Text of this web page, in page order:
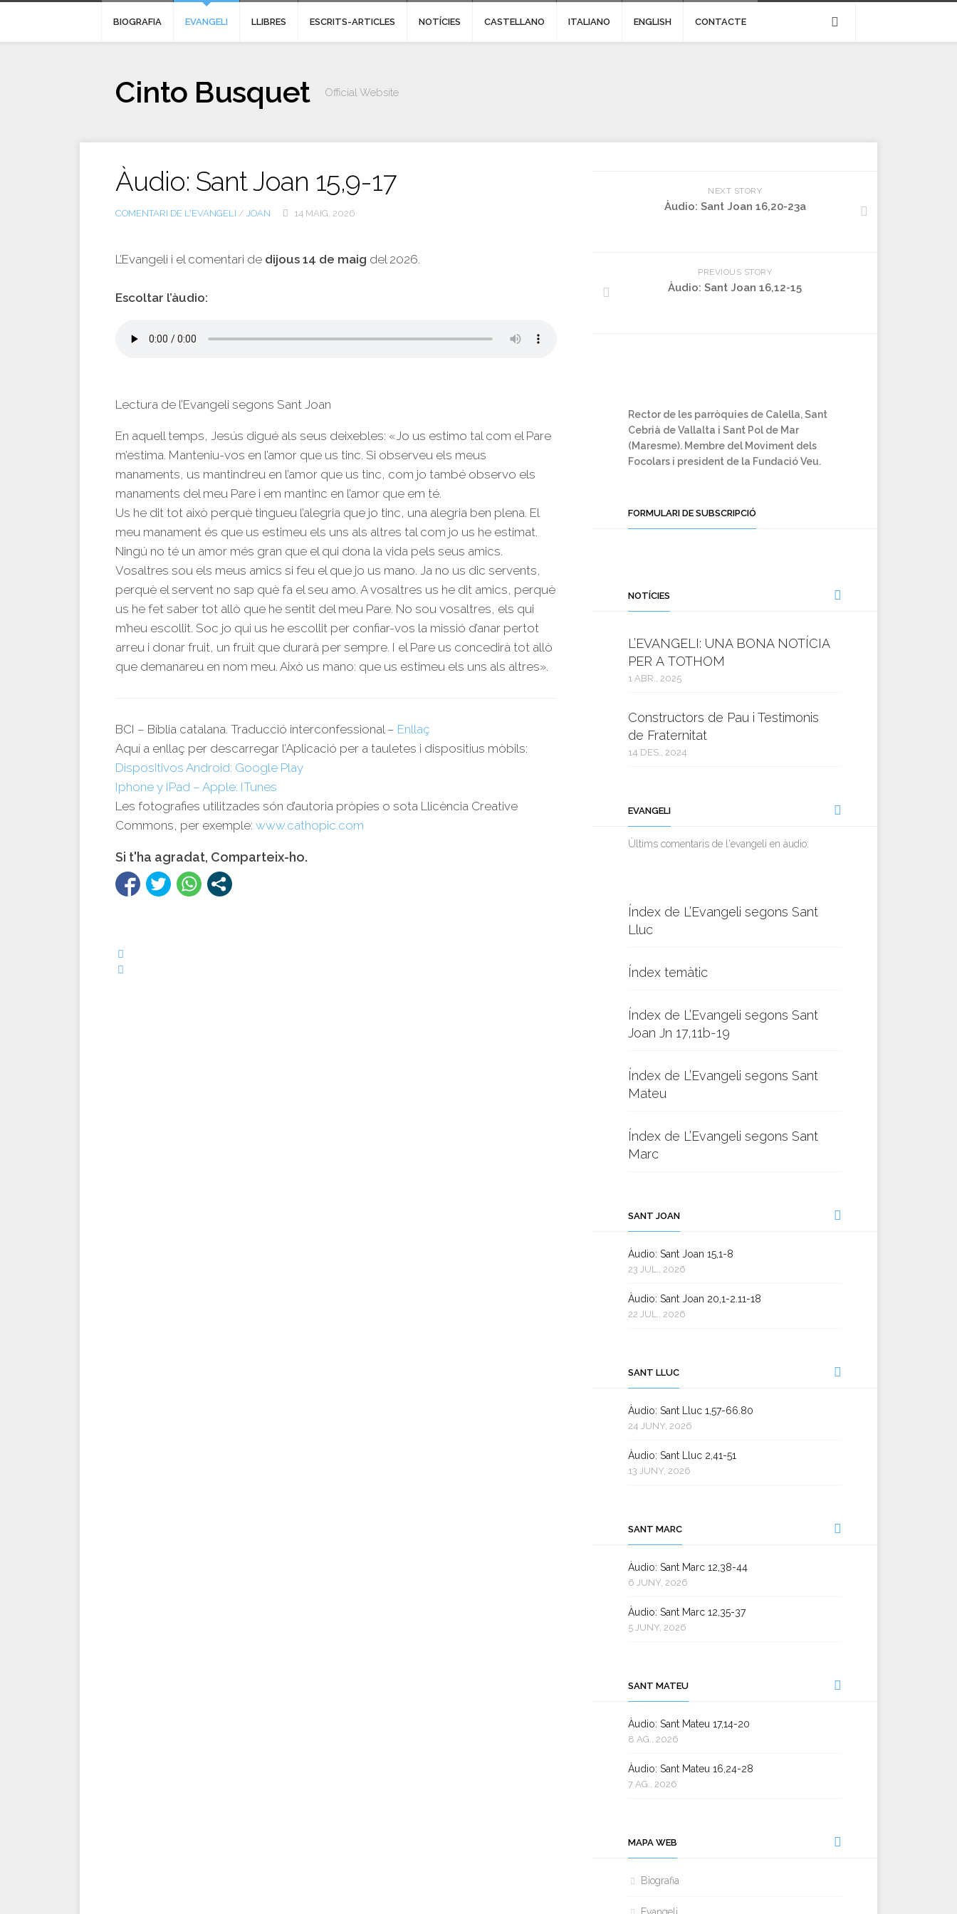
BIOGRAFIA EVANGELI LLIBRES ESCRITS-ARTICLES NOTÍCIES CASTELLANO ITALIANO ENGLISH CONTACTE
Cinto Busquet Official Website
Àudio: Sant Joan 15,9-17
COMENTARI DE L'EVANGELI / JOAN 14 MAIG, 2026
L’Evangeli i el comentari de dijous 14 de maig del 2026.
Escoltar l’àudio:
Lectura de l’Evangeli segons Sant Joan
En aquell temps, Jesús digué als seus deixebles: «Jo us estimo tal com el Pare
m’estima. Manteniu-vos en l’amor que us tinc. Si observeu els meus
manaments, us mantindreu en l’amor que us tinc, com jo també observo els
manaments del meu Pare i em mantinc en l’amor que em té.
Us he dit tot això perquè tingueu l’alegria que jo tinc, una alegria ben plena. El
meu manament és que us estimeu els uns als altres tal com jo us he estimat.
Ningú no té un amor més gran que el qui dona la vida pels seus amics.
Vosaltres sou els meus amics si feu el que jo us mano. Ja no us dic servents,
perquè el servent no sap què fa el seu amo. A vosaltres us he dit amics, perquè
us he fet saber tot allò que he sentit del meu Pare. No sou vosaltres, els qui
m’heu escollit. Soc jo qui us he escollit per confiar-vos la missió d’anar pertot
arreu i donar fruit, un fruit que durarà per sempre. I el Pare us concedirà tot allò
que demanareu en nom meu. Això us mano: que us estimeu els uns als altres».
BCI – Bíblia catalana. Traducció interconfessional – Enllaç
Aquí a enllaç per descarregar l’Aplicació per a tauletes i dispositius mòbils:
Dispositivos Android: Google Play
Iphone y IPad – Apple: ITunes
Les fotografies utilitzades són d’autoria pròpies o sota Llicència Creative
Commons, per exemple: www.cathopic.com
Si t'ha agradat, Comparteix-ho.
NEXT STORY
Àudio: Sant Joan 16,20-23a
PREVIOUS STORY
Àudio: Sant Joan 16,12-15
Rector de les parròquies de Calella, Sant
Cebrià de Vallalta i Sant Pol de Mar
(Maresme). Membre del Moviment dels
Focolars i president de la Fundació Veu.
FORMULARI DE SUBSCRIPCIÓ
NOTÍCIES
L’EVANGELI: UNA BONA NOTÍCIA
PER A TOTHOM
1 ABR., 2025
Constructors de Pau i Testimonis
de Fraternitat
14 DES., 2024
EVANGELI
Ùltims comentaris de l'evangeli en àudio:
Índex de L’Evangeli segons Sant
Lluc
Índex temàtic
Índex de L’Evangeli segons Sant
Joan Jn 17,11b-19
Índex de L’Evangeli segons Sant
Mateu
Índex de L’Evangeli segons Sant
Marc
SANT JOAN
Àudio: Sant Joan 15,1-8
23 JUL., 2026
Àudio: Sant Joan 20,1-2.11-18
22 JUL., 2026
SANT LLUC
Àudio: Sant Lluc 1,57-66.80
24 JUNY, 2026
Àudio: Sant Lluc 2,41-51
13 JUNY, 2026
SANT MARC
Àudio: Sant Marc 12,38-44
6 JUNY, 2026
Àudio: Sant Marc 12,35-37
5 JUNY, 2026
SANT MATEU
Àudio: Sant Mateu 17,14-20
8 AG., 2026
Àudio: Sant Mateu 16,24-28
7 AG., 2026
MAPA WEB
Biografia